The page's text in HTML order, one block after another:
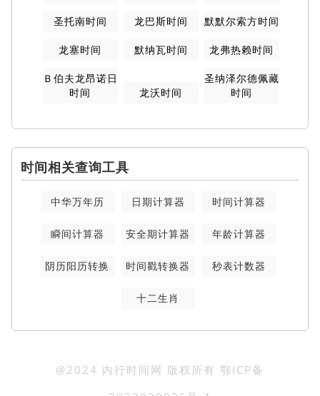
圣托南时间 龙巴斯时间 默默尔索方时间
龙塞时间 默纳瓦时间 龙弗热赖时间
Ｂ伯夫龙昂诺日
时间
龙沃时间
圣纳泽尔德佩藏
时间
时间相关查询工具
中华万年历 日期计算器 时间计算器
瞬间计算器 安全期计算器 年龄计算器
阴历阳历转换 时间戳转换器 秒表计数器
十二生肖
@2024 内行时间网 版权所有 鄂ICP备